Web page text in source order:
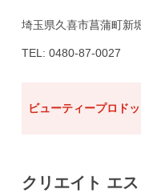
埼玉県久喜市菖蒲町新
TEL: 0480-87-0027
ビューティープロド
クリエイト エ